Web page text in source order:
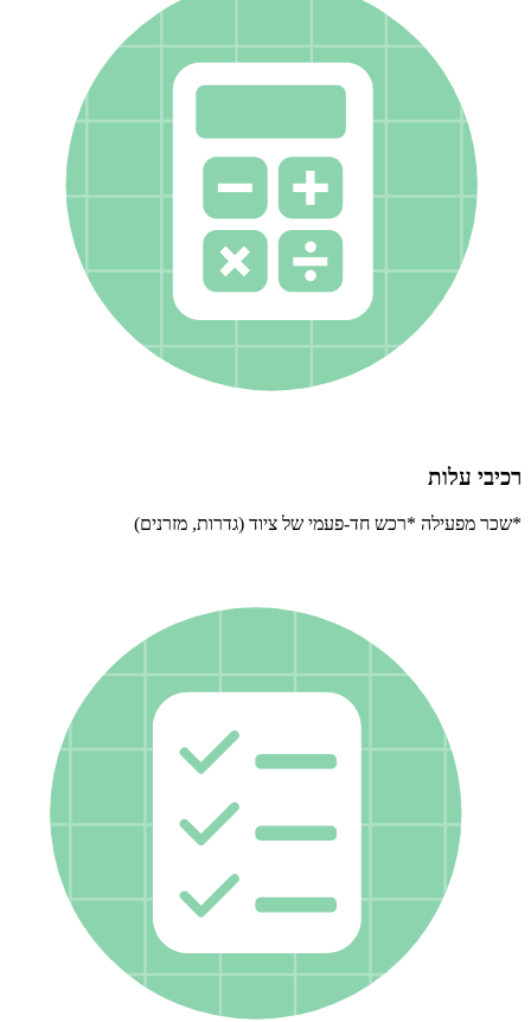
רכיבי עלות
*שכר מפעילה *רכש חד-פעמי של ציוד (גדרות, מזרנים)